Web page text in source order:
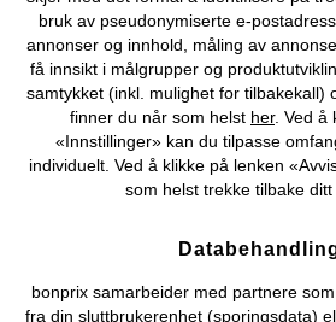
Kjøpsvilkår Personopplysninger
Om Oss Angre
©2026 bonprix.
bruk av pseudonymiserte e-
annonser og innhold, måling av
få innsikt i målgrupper og
samtykket (inkl. mulighet for tilbakekall)
finner du når som helst her. Ved å
«Innstillinger» kan du tilpasse
individuelt. Ved å klikke på lenken
som helst trekke tilbake ditt
bonprix samarbeider med partnere
fra din sluttbrukerenhet (sporingsdata)